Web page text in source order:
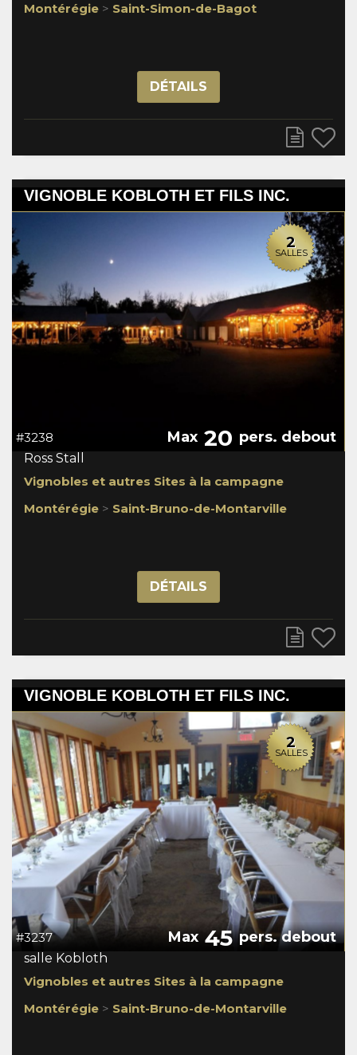
Montérégie > Saint-Simon-de-Bagot
DÉTAILS
VIGNOBLE KOBLOTH ET FILS INC.
2
SALLES
#3238 Max 20 pers. debout
Ross Stall
Vignobles et autres Sites à la campagne
Montérégie > Saint-Bruno-de-Montarville
DÉTAILS
VIGNOBLE KOBLOTH ET FILS INC.
2
SALLES
#3237 Max45pers. debout
salle Kobloth
Vignobles et autres Sites à la campagne
Montérégie > Saint-Bruno-de-Montarville